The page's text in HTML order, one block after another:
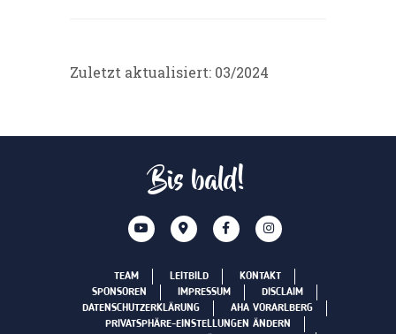
Zuletzt aktualisiert: 03/2024
Bis bald!
TEAM LEITBILD
KONTAKT
SPONSOREN
IMPRESSUM
DISCLAIM
DATENSCHUTZERKLÄRUNG
AHA VORARLBERG
PRIVATSPHÄRE-EINSTELLUNGEN ÄNDERN